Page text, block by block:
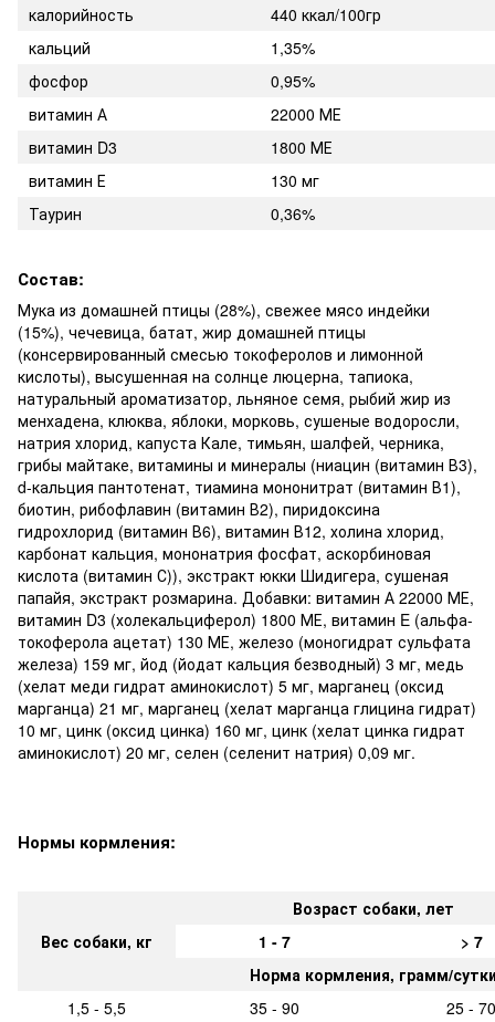
калорийность
440 ккал/100гр
кальций
1,35%
фосфор
0,95%
витамин А
22000 МЕ
витамин D3
1800 МЕ
витамин Е
130 мг
Таурин
0,36%
Состав:
Мука из домашней птицы (28%), свежее мясо индейки
(15%), чечевица, батат, жир домашней птицы
(консервированный смесью токоферолов и лимонной
кислоты), высушенная на солнце люцерна, тапиока,
натуральный ароматизатор, льняное семя, рыбий жир из
менхадена, клюква, яблоки, морковь, сушеные водоросли,
натрия хлорид, капуста Кале, тимьян, шалфей, черника,
грибы майтаке, витамины и минералы (ниацин (витамин В3),
d-кальция пантотенат, тиамина мононитрат (витамин В1),
биотин, рибофлавин (витамин В2), пиридоксина
гидрохлорид (витамин В6), витамин В12, холина хлорид,
карбонат кальция, мононатрия фосфат, аскорбиновая
кислота (витамин С)), экстракт юкки Шидигера, сушеная
папайя, экстракт розмарина. Добавки: витамин А 22000 МЕ,
витамин D3 (холекальциферол) 1800 МЕ, витамин E (альфа-
токоферола ацетат) 130 МЕ, железо (моногидрат сульфата
железа) 159 мг, йод (йодат кальция безводный) 3 мг, медь
(хелат меди гидрат аминокислот) 5 мг, марганец (оксид
марганца) 21 мг, марганец (хелат марганца глицина гидрат)
10 мг, цинк (оксид цинка) 160 мг, цинк (хелат цинка гидрат
аминокислот) 20 мг, селен (селенит натрия) 0,09 мг.
Нормы кормления:
Вес собаки, кг
Возраст собаки, лет
1 - 7
> 7
Норма кормления, грамм/
1,5 - 5,5
35 - 90
25 - 70